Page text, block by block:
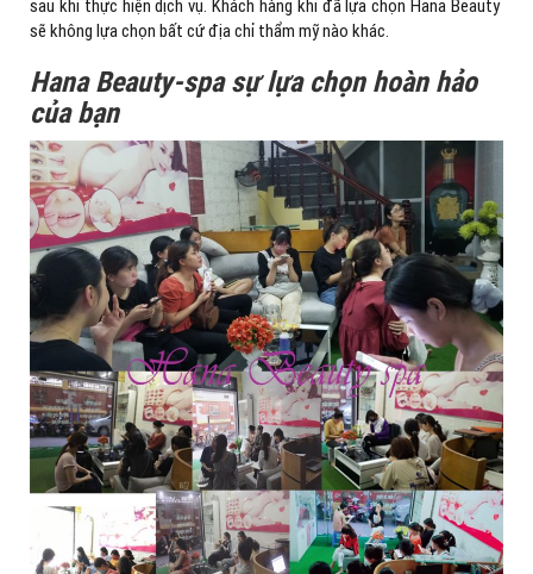
sau khi thực hiện dịch vụ. Khách hàng khi đã lựa chọn Hana Beauty
sẽ không lựa chọn bất cứ địa chỉ thẩm mỹ nào khác.
Hana Beauty-spa sự lựa chọn hoàn hảo
của bạn